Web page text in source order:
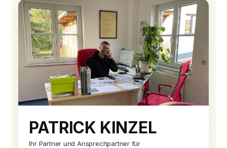
PATRICK KINZEL
Ihr Partner und Ansprechpartner für